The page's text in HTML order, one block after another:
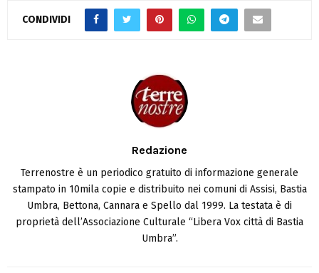
CONDIVIDI
Redazione
Terrenostre è un periodico gratuito di informazione generale
stampato in 10mila copie e distribuito nei comuni di Assisi, Bastia
Umbra, Bettona, Cannara e Spello dal 1999. La testata è di
proprietà dell’Associazione Culturale “Libera Vox città di Bastia
Umbra”.